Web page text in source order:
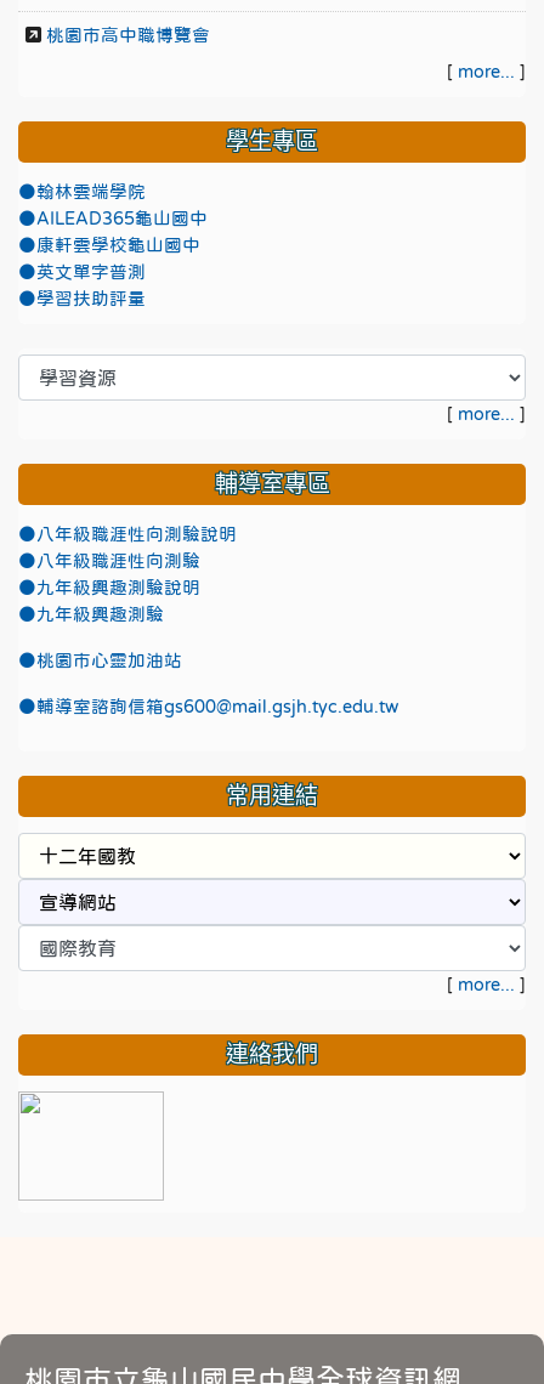
桃園市高中職博覽會
[ more... ]
學生專區
●翰林雲端學院
●AILEAD365龜山國中
●康軒雲學校龜山國中
●英文單字普測
●學習扶助評量
[ more... ]
輔導室專區
●八年級職涯性向測驗說明
●八年級職涯性向測驗
●九年級興趣測驗說明
●九年級興趣測驗
●桃園市心靈加油站
●輔導室諮詢信箱gs600@mail.gsjh.tyc.edu.tw
常用連結
[ more... ]
連絡我們